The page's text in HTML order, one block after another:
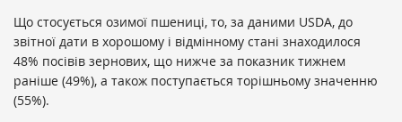
Що стосується озимої пшениці, то, за даними USDA, до
звітної дати в хорошому і відмінному стані знаходилося
48% посівів зернових, що нижче за показник тижнем
раніше (49%), а також поступається торішньому значенню
(55%).